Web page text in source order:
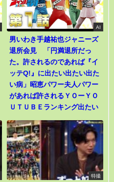
AI
男いわき手越祐也ジャニーズ
退所会見 「円満退所だっ
た。許されるのであれば『イ
ッテQ!』に出たい出たい出た
い病」昭恵パワー夫人パワー
があれば許されるＹＯーＹＯ
ＵＴＵＢＥランキング出たい
特撮